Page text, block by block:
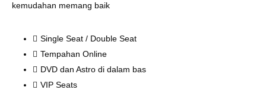
kemudahan memang baik
Single Seat / Double Seat
Tempahan Online
DVD dan Astro di dalam bas
VIP Seats